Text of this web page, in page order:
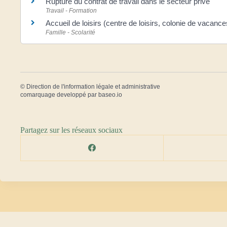
Travail - Formation
Accueil de loisirs (centre de loisirs, colonie de
Famille - Scolarité
© Direction de l'information légale et administrative
comarquage developpé par baseo.io
Partagez sur les réseaux sociaux